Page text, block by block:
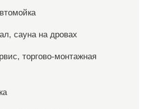
сауна на дровах
торгово-монтажная